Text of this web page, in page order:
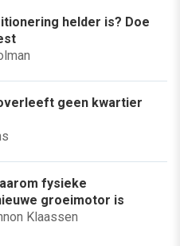
helder is? Doe
geen kwartier
fysieke
groeimotor is
Klaassen